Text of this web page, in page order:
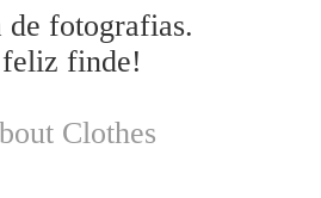
de fotografias.
feliz finde!
Clothes